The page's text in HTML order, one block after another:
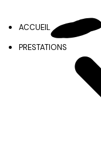
ACCUEIL
PRESTATIONS